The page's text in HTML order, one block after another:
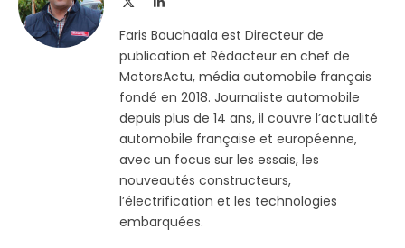
Faris Bouchaala est Directeur de
publication et Rédacteur en chef de
MotorsActu, média automobile français
fondé en 2018. Journaliste automobile
depuis plus de 14 ans, il couvre l’actualité
automobile française et européenne,
avec un focus sur les essais, les
nouveautés constructeurs,
l’électrification et les technologies
embarquées.